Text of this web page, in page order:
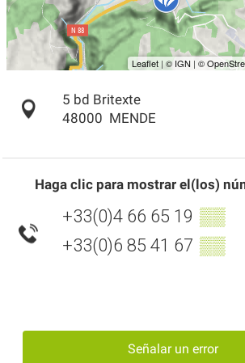
5 bd Britexte
48000 MENDE
Haga clic para mostrar el(los)
+33(0)4 66 65 19 ▒▒
+33(0)6 85 41 67 ▒▒
Señalar un error